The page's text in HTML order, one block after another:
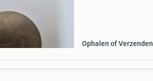
Ophalen of Verzenden